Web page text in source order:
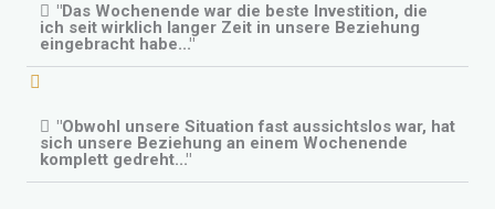
"Das Wochenende war die beste Investition, die
ich seit wirklich langer Zeit in unsere Beziehung
eingebracht habe..."
"Obwohl unsere Situation fast aussichtslos war, hat
sich unsere Beziehung an einem Wochenende
komplett gedreht..."